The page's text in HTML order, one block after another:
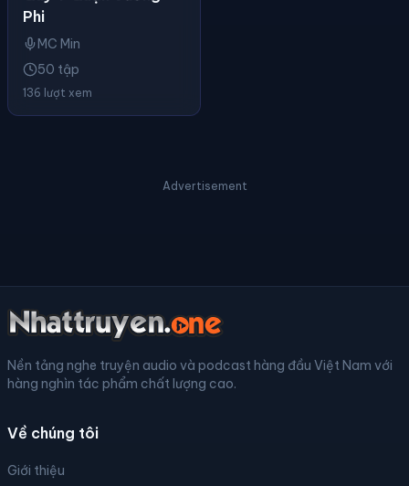
Phi
MC Min
50 tập
136 lượt xem
Advertisement
Nền tảng nghe truyện audio và podcast hàng đầu Việt Nam với
hàng nghìn tác phẩm chất lượng cao.
Về chúng tôi
Giới thiệu